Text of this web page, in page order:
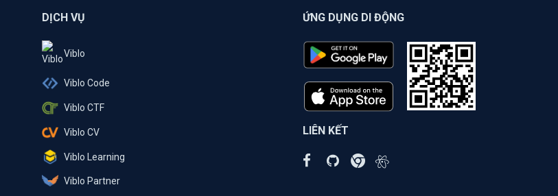
DỊCH VỤ
Viblo
Viblo Code
Viblo CTF
Viblo CV
Viblo Learning
Viblo Partner
ỨNG DỤNG DI ĐỘNG
LIÊN KẾT